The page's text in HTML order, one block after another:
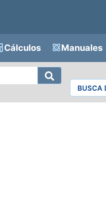
Cálculos Manuales
BUSCA